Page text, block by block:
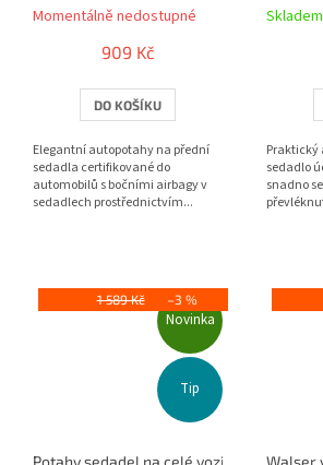
Momentálně nedostupné
909 Kč
DO KOŠÍKU
Elegantní autopotahy na přední
sedadla certifikované do
automobilů s bočními airbagy v
sedadlech prostřednictvím...
Skladem
Praktický
sedadlo
snadno
Novinka
Tip
1 589 Kč –3 %